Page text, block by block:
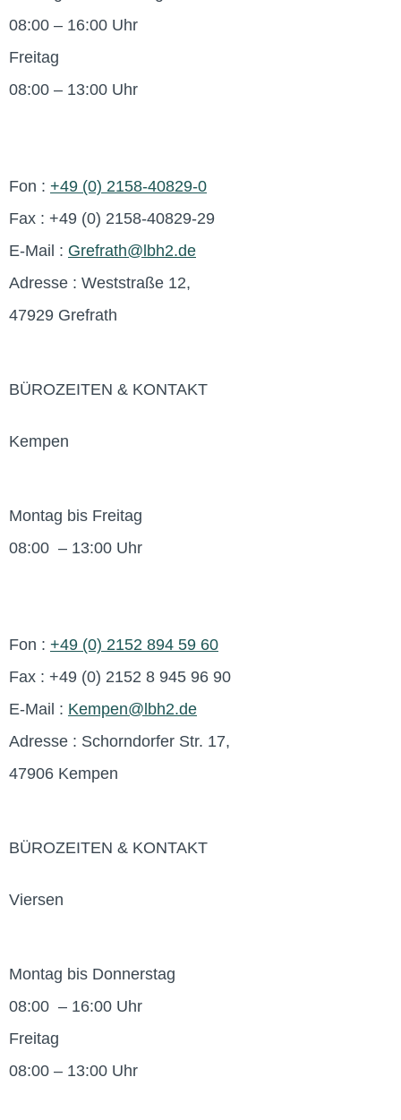
08:00 – 16:00 Uhr
Freitag
08:00 – 13:00 Uhr
Fon : +49 (0) 2158-40829-0
Fax : +49 (0) 2158-40829-29
E-Mail : Grefrath@lbh2.de
Adresse : Weststraße 12,
47929 Grefrath
BÜROZEITEN & KONTAKT
Kempen
Montag bis Freitag
08:00 – 13:00 Uhr
Fon : +49 (0) 2152 894 59 60
Fax : +49 (0) 2152 8 945 96 90
E-Mail : Kempen@lbh2.de
Adresse : Schorndorfer Str. 17,
47906 Kempen
BÜROZEITEN & KONTAKT
Viersen
Montag bis Donnerstag
08:00 – 16:00 Uhr
Freitag
08:00 – 13:00 Uhr